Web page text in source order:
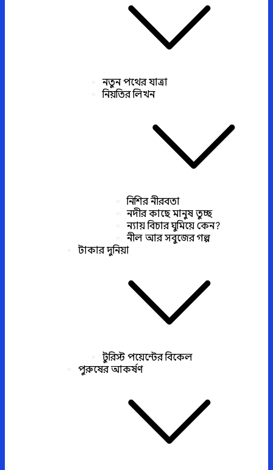
নতুন পথের যাত্রা
নিয়তির লিখন
নিশির নীরবতা
নদীর কাছে মানুষ তুচ্ছ
ন্যায় বিচার ঘুমিয়ে কেন?
নীল আর সবুজের গল্প
টাকার দুনিয়া
টুরিস্ট পয়েন্টের বিকেল
পুরুষের আকর্ষণ